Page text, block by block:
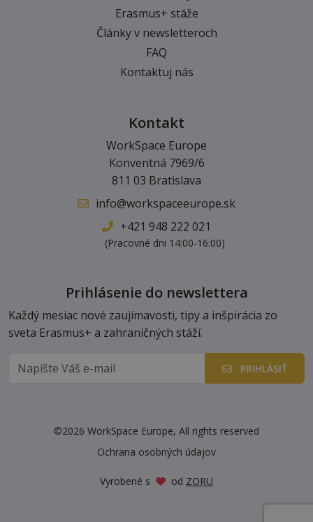
Erasmus+ stáže
Články v newsletteroch
FAQ
Kontaktuj nás
Kontakt
WorkSpace Europe
Konventná 7969/6
811 03 Bratislava
info@workspaceeurope.sk
+421 948 222 021
(Pracovné dni 14:00-16:00)
Prihlásenie do newslettera
Každý mesiac nové zaujímavosti, tipy a inšpirácia zo
sveta Erasmus+ a zahraničných stáží.
PRIHLÁSIŤ
©2026 WorkSpace Europe, All rights reserved
Ochrana osobných údajov
Vyrobené s od ZORU